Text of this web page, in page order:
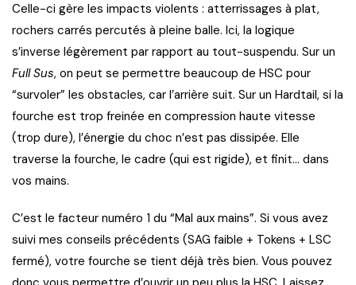
Celle-ci gère les impacts violents : atterrissages à plat,
rochers carrés percutés à pleine balle. Ici, la logique
s’inverse légèrement par rapport au tout-suspendu. Sur un
Full Sus, on peut se permettre beaucoup de HSC pour
“survoler” les obstacles, car l’arrière suit. Sur un Hardtail, si la
fourche est trop freinée en compression haute vitesse
(trop dure), l’énergie du choc n’est pas dissipée. Elle
traverse la fourche, le cadre (qui est rigide), et finit… dans
vos mains.
C’est le facteur numéro 1 du “Mal aux mains”. Si vous avez
suivi mes conseils précédents (SAG faible + Tokens + LSC
fermé), votre fourche se tient déjà très bien. Vous pouvez